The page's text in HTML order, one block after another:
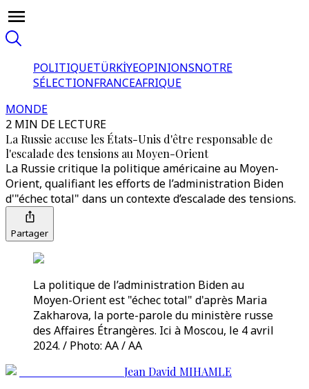
POLITIQUETÜRKİYEOPINIONSNOTRE
SÉLECTIONFRANCEAFRIQUE
MONDE
2 MIN DE LECTURE
La Russie accuse les États-Unis d'être responsable de
l'escalade des tensions au Moyen-Orient
La Russie critique la politique américaine au Moyen-
Orient, qualifiant les efforts de l’administration Biden
d'"échec total" dans un contexte d’escalade des tensions.
Partager
La politique de l’administration Biden au
Moyen-Orient est "échec total" d'après Maria
Zakharova, la porte-parole du ministère russe
des Affaires Étrangères. Ici à Moscou, le 4 avril
2024. / Photo: AA / AA
Jean David MIHAMLE